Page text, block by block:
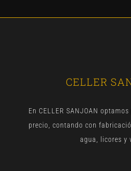
CELLER
En CELLER SANJOAN
precio, contando con
agua, licores y